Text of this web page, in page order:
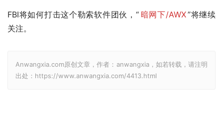
FBI将如何打击这个勒索软件团伙，“ 暗网下/AWX”将继续
关注。
Anwangxia.com原创文章，作者：anwangxia，如若转载，请注明
出处：https://www.anwangxia.com/4413.html